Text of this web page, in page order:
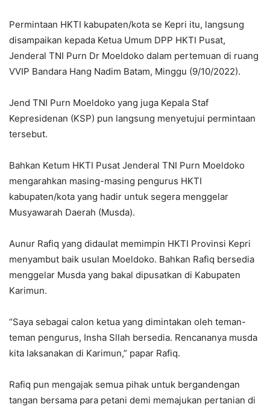
Permintaan HKTI kabupaten/kota se Kepri itu, langsung
disampaikan kepada Ketua Umum DPP HKTI Pusat,
Jenderal TNI Purn Dr Moeldoko dalam pertemuan di ruang
VVIP Bandara Hang Nadim Batam, Minggu (9/10/2022).
Jend TNI Purn Moeldoko yang juga Kepala Staf
Kepresidenan (KSP) pun langsung menyetujui permintaan
tersebut.
Bahkan Ketum HKTI Pusat Jenderal TNI Purn Moeldoko
mengarahkan masing-masing pengurus HKTI
kabupaten/kota yang hadir untuk segera menggelar
Musyawarah Daerah (Musda).
Aunur Rafiq yang didaulat memimpin HKTI Provinsi Kepri
menyambut baik usulan Moeldoko. Bahkan Rafiq bersedia
menggelar Musda yang bakal dipusatkan di Kabupaten
Karimun.
“Saya sebagai calon ketua yang dimintakan oleh teman-
teman pengurus, Insha Sllah bersedia. Rencananya musda
kita laksanakan di Karimun,” papar Rafiq.
Rafiq pun mengajak semua pihak untuk bergandengan
tangan bersama para petani demi memajukan pertanian di